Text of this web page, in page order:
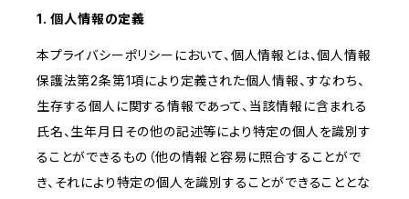
1. 個人情報の定義
本プライバシーポリシーにおいて、個人情報とは、個人情報
保護法第2条第1項により定義された個人情報、すなわち、
生存する個人に関する情報であって、当該情報に含まれる
氏名、生年月日その他の記述等により特定の個人を識別す
ることができるもの（他の情報と容易に照合することがで
き、それにより特定の個人を識別することができることとな